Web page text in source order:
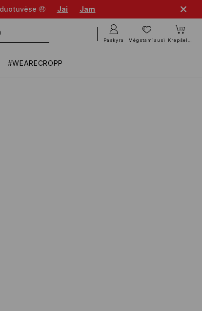
🤑 Jai Jam
#WEARECROPP
Paskyra Mėgstamiausi Krepšelis